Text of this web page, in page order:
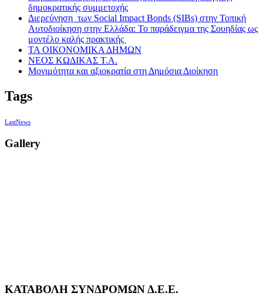
δημοκρατικής συμμετοχής
Διερεύνηση των Social Impact Bonds (SIBs) στην Τοπική
Αυτοδιοίκηση στην Ελλάδα: Το παράδειγμα της Σουηδίας ως
μοντέλο καλής πρακτικής
ΤΑ ΟΙΚΟΝΟΜΙΚΑ ΔΗΜΩΝ
ΝΕΟΣ ΚΩΔΙΚΑΣ Τ.Α.
Μονιμότητα και αξιοκρατία στη Δημόσια Διοίκηση
Tags
LastNews
Gallery
ΚΑΤΑΒΟΛΗ ΣΥΝΔΡΟΜΩΝ Δ.Ε.Ε.